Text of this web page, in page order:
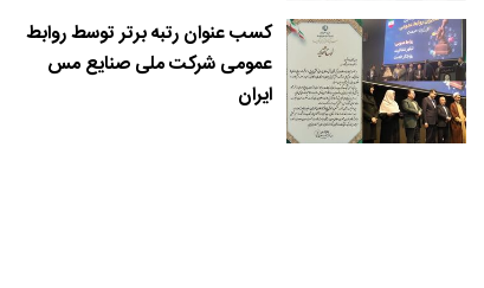
کسب عنوان رتبه برتر توسط روابط
عمومی شرکت ملی صنایع مس
ایران